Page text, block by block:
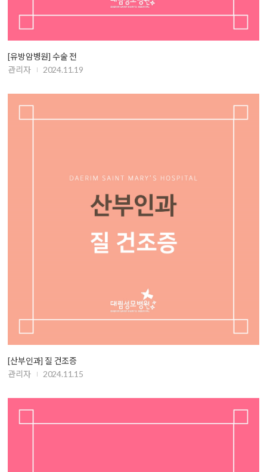
[유방암병원] 수술 전
관리자
2024.11.19
[산부인과] 질 건조증
관리자
2024.11.15